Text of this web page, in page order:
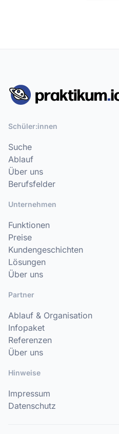
Schüler:innen
Suche
Ablauf
Über uns
Berufsfelder
Unternehmen
Funktionen
Preise
Kundengeschichten
Lösungen
Über uns
Partner
Ablauf & Organisation
Infopaket
Referenzen
Über uns
Hinweise
Impressum
Datenschutz